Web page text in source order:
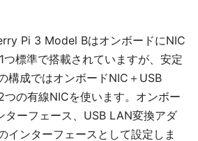
Pi 3 Model BはオンボードにNIC
つ標準で搭載されていますが、安定
構成ではオンボードNIC＋USB
の有線NICを使います。オンボー
ターフェース、USB LAN変換アダ
インターフェースとして設定しま